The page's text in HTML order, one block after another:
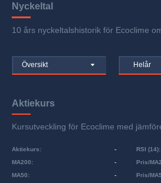
Nyckeltal
10 års nyckeltalshistorik för Ecoclime
Översikt Helår
Aktiekurs
Kursutveckling för Ecoclime med
Aktiekurs: -
MA50: -
MA200: - Pris/
RSI (14):
Pris/